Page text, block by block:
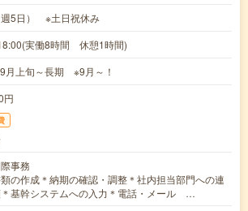
週5日） ※土日祝休み
実働8時間 休憩1時間)
月上旬～長期 ※9月～！
円
事務
の作成＊納期の確認・調整＊社内担当部門への連
基幹システムへの入力＊電話・メール …